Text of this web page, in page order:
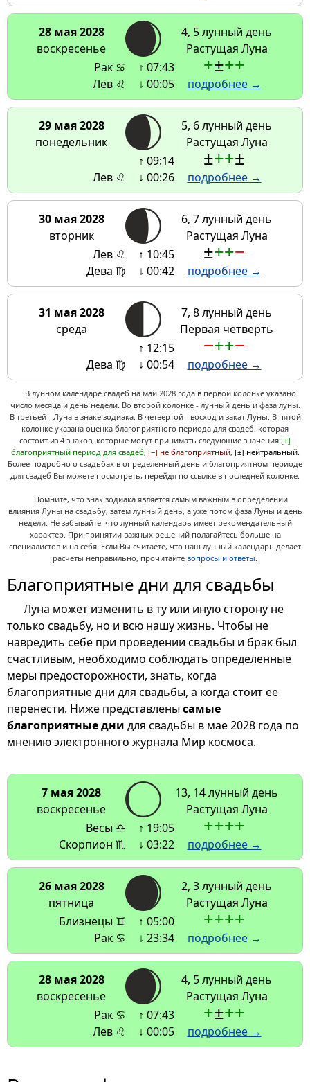
28 мая 2028
воскресенье
4, 5 лунный день
Растущая Луна
Рак ♋
Лев ♌
↑ 07:43
↓ 00:05
+±++
подробнее →
29 мая 2028
понедельник
5, 6 лунный день
Растущая Луна
Лев ♌
↑ 09:14
↓ 00:26
±++±
подробнее →
30 мая 2028
вторник
6, 7 лунный день
Растущая Луна
Лев ♌
Дева ♍
↑ 10:45
↓ 00:42
±++−
подробнее →
31 мая 2028
среда
7, 8 лунный день
Первая четверть
Дева ♍
↑ 12:15
↓ 00:54
−++−
подробнее →
В лунном календаре свадеб на май 2028 года в первой колонке указано
число месяца и день недели. Во второй колонке - лунный день и фаза луны.
В третьей - Луна в знаке зодиака. В четвертой - восход и закат Луны. В пятой
колонке указана оценка благоприятного периода для свадеб, которая
состоит из 4 знаков, которые могут принимать следующие значения:[+]
благоприятный период для свадеб, [−] не благоприятный, [±] нейтральный.
Более подробно о свадьбах в определенный день и благоприятном периоде
для свадеб Вы можете посмотреть, перейдя по ссылке в последней колонке.
Помните, что знак зодиака является самым важным в определении
влияния Луны на свадьбу, затем лунный день, а уже потом фаза Луны и день
недели. Не забывайте, что лунный календарь имеет рекомендательный
характер. При принятии важных решений полагайтесь больше на
специалистов и на себя. Если Вы считаете, что наш лунный календарь делает
расчеты неправильно, прочитайте вопросы и ответы
Благоприятные дни для свадьбы
Луна может изменить в ту или иную сторону не
только свадьбу, но и всю нашу жизнь. Чтобы не
навредить себе при проведении свадьбы и брак был
счастливым, необходимо соблюдать определенные
меры предосторожности, знать, когда
благоприятные дни для свадьбы, а когда стоит ее
перенести. Ниже представленысамые
благоприятные дни для свадьбы в мае 2028 года по
мнению электронного журнала Мир космоса.
7 мая 2028
воскресенье
13, 14 лунный день
Растущая Луна
Весы ♎
Скорпион ♏
↑ 19:05
↓ 03:22
++++
подробнее →
26 мая 2028
пятница
2, 3 лунный день
Растущая Луна
Близнецы ♊
Рак ♋
↑ 05:00
↓ 23:34
++++
подробнее →
28 мая 2028
воскресенье
4, 5 лунный день
Растущая Луна
Рак ♋
Лев ♌
↑ 07:43
↓ 00:05
+±++
подробнее →